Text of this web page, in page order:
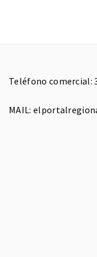
Teléfono comercial:
MAIL: